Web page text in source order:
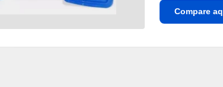
Compare